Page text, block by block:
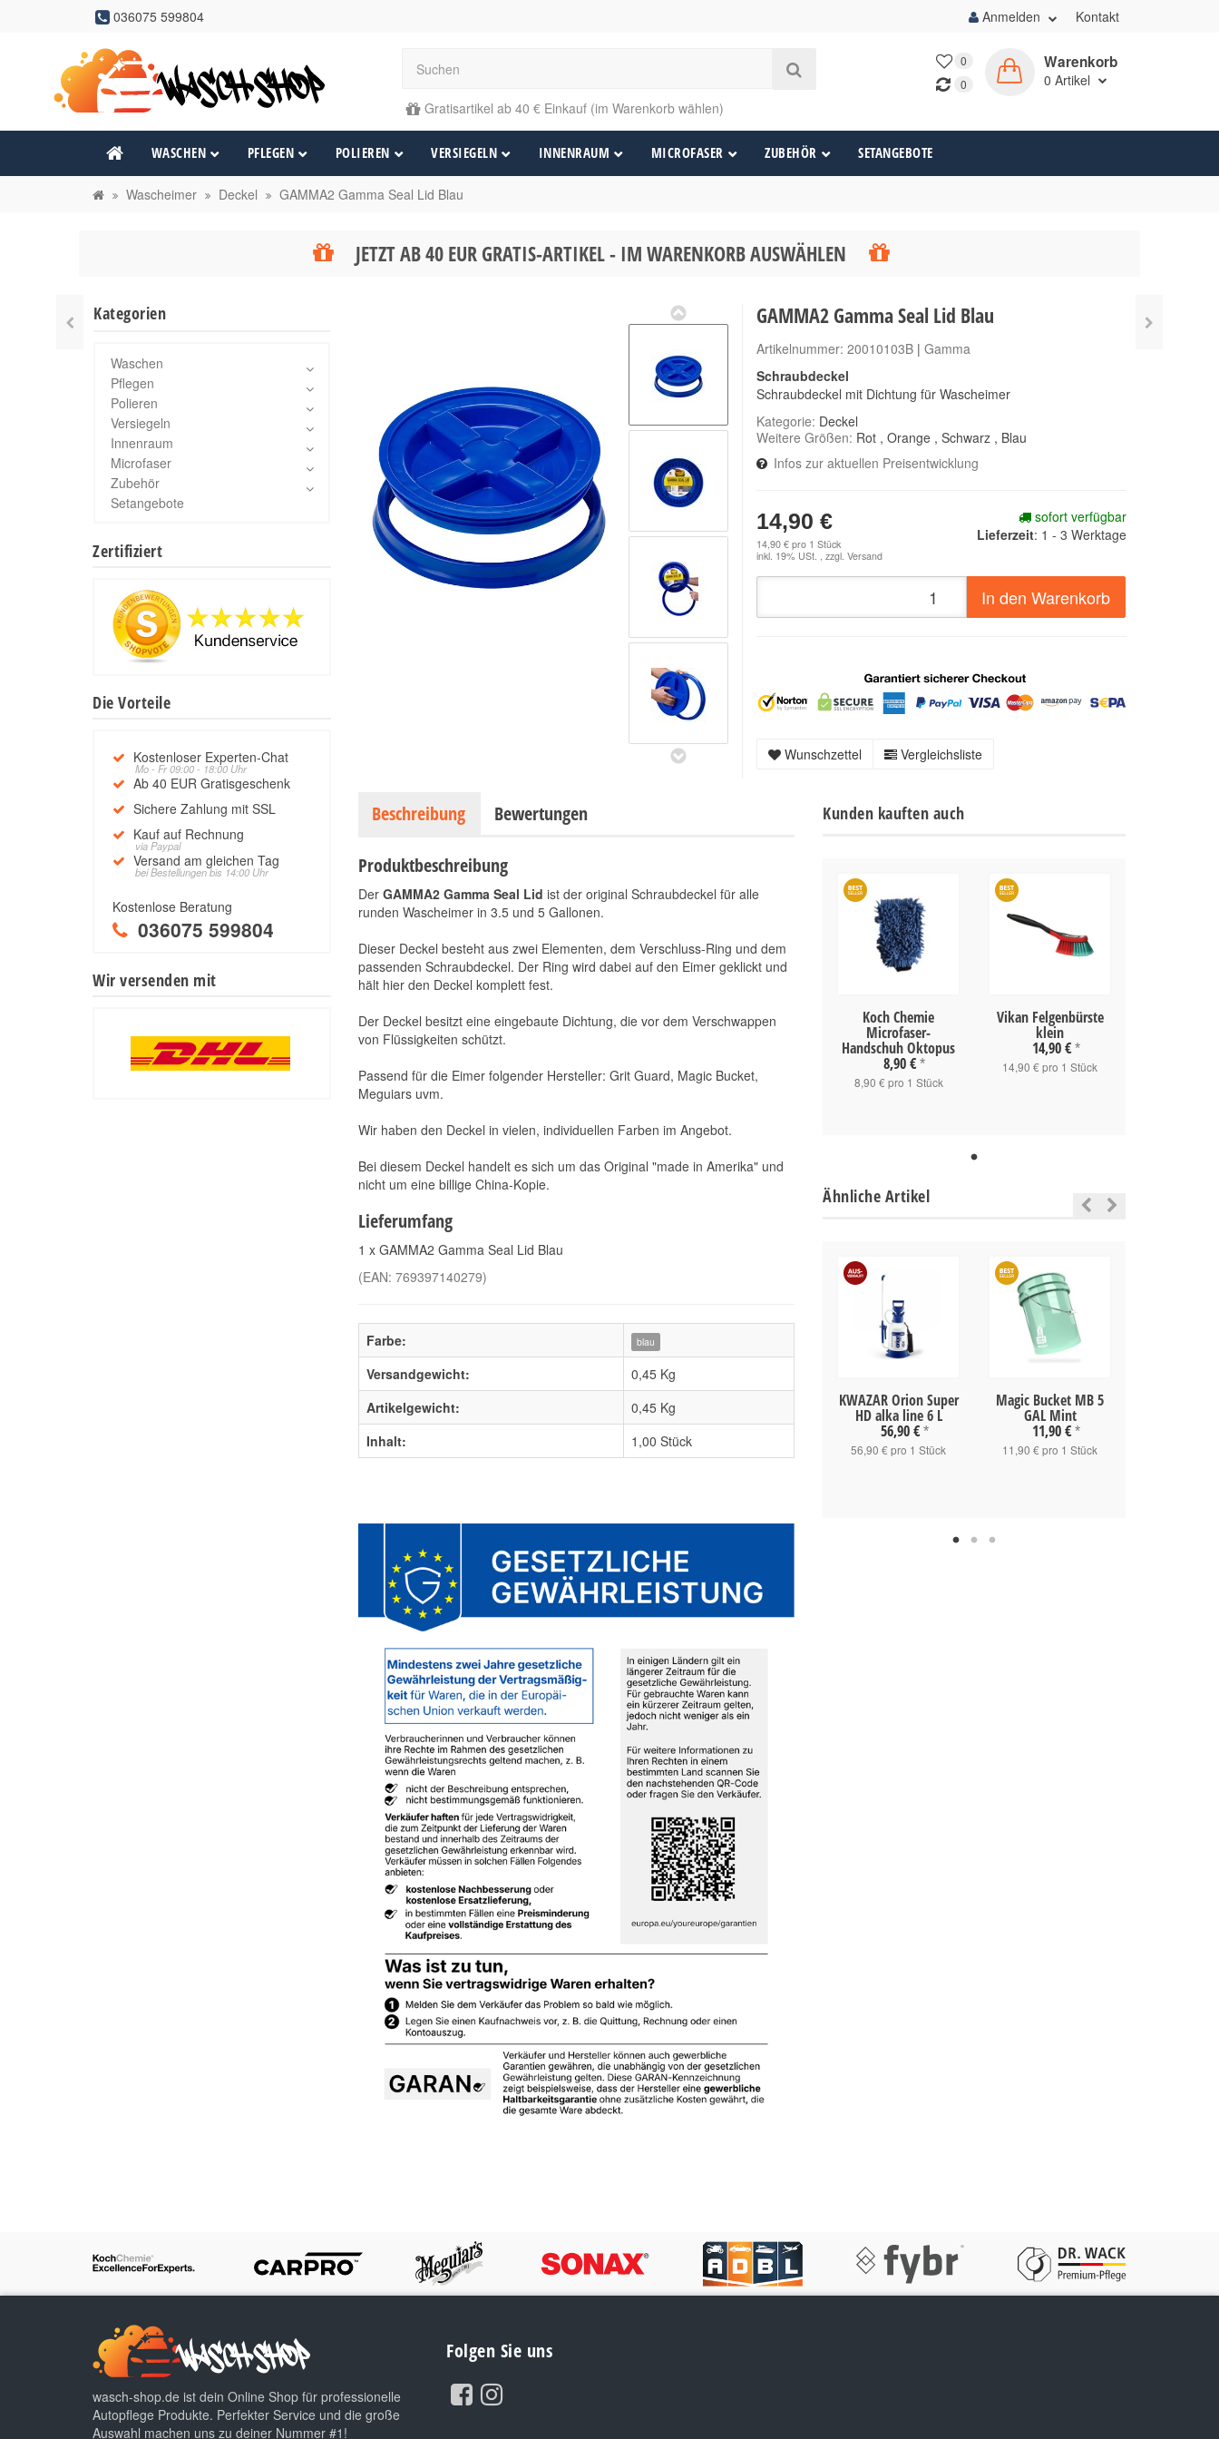
036075 599804 Anmelden Kontakt
Gratisartikel ab 40 € Einkauf (im Warenkorb wählen)
0
0
Warenkorb
0 Artikel
WASCHEN PFLEGEN POLIEREN VERSIEGELN INNENRAUM MICROFASER ZUBEHÖR SETANGEBOTE
Wascheimer Deckel GAMMA2 Gamma Seal Lid Blau
JETZT AB 40 EUR GRATIS-ARTIKEL - IM WARENKORB AUSWÄHLEN
GAMMA2 Gamma Seal Lid Blau
Artikelnummer:20010103B |Gamma
Schraubdeckel
Schraubdeckel mit Dichtung für Wascheimer
Kategorie: Deckel
Weitere Größen: Rot , Orange , Schwarz , Blau
Infos zur aktuellen Preisentwicklung
14,90 €
14,90 € pro 1 Stück
inkl. 19% USt. , zzgl.Versand
sofort verfügbar
Lieferzeit: 1 - 3 Werktage
In den Warenkorb
Wunschzettel Vergleichsliste
Beschreibung Bewertungen
Produktbeschreibung
Der GAMMA2 Gamma Seal Lid ist der original Schraubdeckel für alle
runden Wascheimer in 3.5 und 5 Gallonen.
Dieser Deckel besteht aus zwei Elementen, dem Verschluss-Ring und dem
passenden Schraubdeckel. Der Ring wird dabei auf den Eimer geklickt und
hält hier den Deckel komplett fest.
Der Deckel besitzt eine eingebaute Dichtung, die vor dem Verschwappen
von Flüssigkeiten schützt.
Passend für die Eimer folgender Hersteller: Grit Guard, Magic Bucket,
Meguiars uvm.
Wir haben den Deckel in vielen, individuellen Farben im Angebot.
Bei diesem Deckel handelt es sich um das Original "made in Amerika" und
nicht um eine billige China-Kopie.
Lieferumfang
1 x GAMMA2 Gamma Seal Lid Blau
(EAN: 769397140279)
Farbe: blau
Versandgewicht:
0,45 Kg
Artikelgewicht:
0,45 Kg
Inhalt:
1,00 Stück
Kunden kauften auch
Koch Chemie
Microfaser-
Handschuh Oktopus
8,90 € *
8,90 € pro 1 Stück
Vikan Felgenbürste
klein
14,90 € *
14,90 € pro 1 Stück
Ähnliche Artikel
FYBR Mikrofaser G400
3,99 €
3,99 € pro 1 Stück
61,90 €
KWAZAR Orion Super
HD alka line 6 L
56,90 € *
56,90 € pro 1 Stück
Magic Bucket MB 5
GAL Mint
11,90 € *
11,90 € pro 1 Stück
Kategorien
Waschen
Pflegen
Polieren
Versiegeln
Innenraum
Microfaser
Zubehör
Setangebote
Zertifiziert
Die Vorteile
Kostenloser Experten-Chat
Mo - Fr 09:00 - 18:00 Uhr
Ab 40 EUR Gratisgeschenk
Sichere Zahlung mit SSL
Kauf auf Rechnung
via Paypal
Versand am gleichen Tag
bei Bestellungen bis 14:00 Uhr
Kostenlose Beratung
036075 599804
Wir versenden mit
wasch-shop.de ist dein Online Shop für professionelle
Autopflege Produkte. Perfekter Service und die große
Auswahl machen uns zu deiner Nummer #1!
Folgen Sie uns